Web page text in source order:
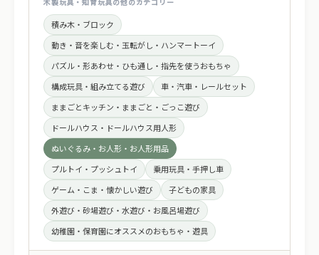
積み木・ブロック
動き・音を楽しむ・玉転がし・ハンマートーイ
パズル・形あわせ・ひも通し・指先を使うおもちゃ
構成玩具・組み立てる遊び
車・汽車・レールセット
ままごとキッチン・ままごと・ごっこ遊び
ドールハウス・ドールハウス用人形
ぬいぐるみ・お人形・お人形用品
プルトイ・プッシュトイ
乗用玩具・手押し車
ゲーム・こま・懐かしい遊び
子どもの家具
外遊び・砂場遊び・水遊び・お風呂場遊び
幼稚園・保育園にオススメのおもちゃ・遊具